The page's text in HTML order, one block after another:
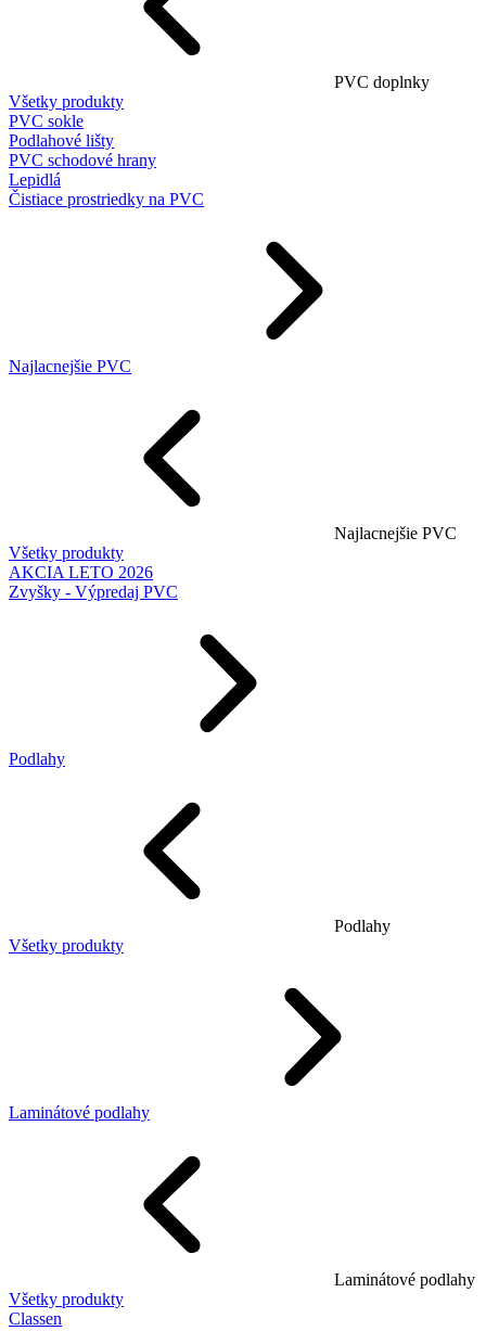
PVC doplnky
Všetky produkty
PVC sokle
Podlahové lišty
PVC schodové hrany
Lepidlá
Čistiace prostriedky na PVC
Najlacnejšie PVC
Najlacnejšie PVC
Všetky produkty
AKCIA LETO 2026
Zvyšky - Výpredaj PVC
Podlahy
Podlahy
Všetky produkty
Laminátové podlahy
Laminátové podlahy
Všetky produkty
Classen